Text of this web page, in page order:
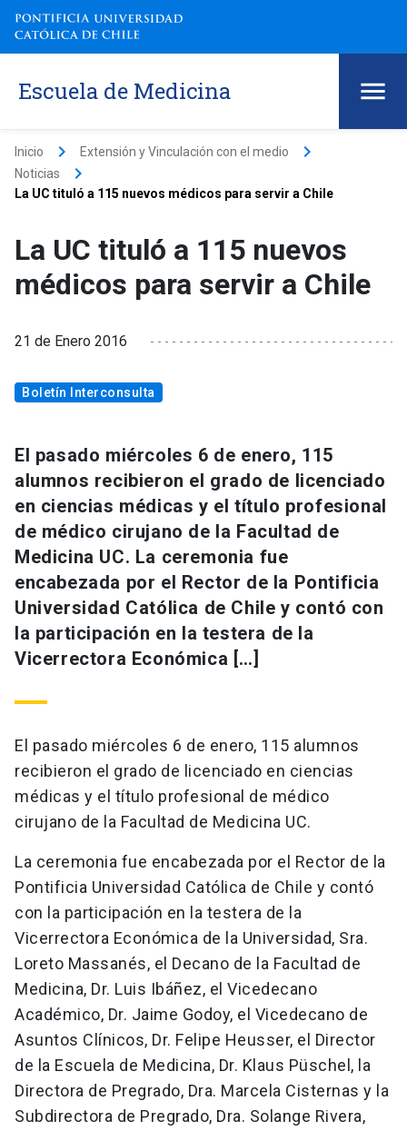
Escuela de Medicina
Inicio keyboard_arrow_right Extensión y Vinculación con el medio keyboard_arrow_right
Noticias keyboard_arrow_right
La UC tituló a 115 nuevos médicos para servir a Chile
La UC tituló a 115 nuevos
médicos para servir a Chile
21 de Enero 2016
Boletín Interconsulta
El pasado miércoles 6 de enero, 115
alumnos recibieron el grado de licenciado
en ciencias médicas y el título profesional
de médico cirujano de la Facultad de
Medicina UC. La ceremonia fue
encabezada por el Rector de la Pontificia
Universidad Católica de Chile y contó con
la participación en la testera de la
Vicerrectora Económica […]
El pasado miércoles 6 de enero, 115 alumnos
recibieron el grado de licenciado en ciencias
médicas y el título profesional de médico
cirujano de la Facultad de Medicina UC.
La ceremonia fue encabezada por el Rector de la
Pontificia Universidad Católica de Chile y contó
con la participación en la testera de la
Vicerrectora Económica de la Universidad, Sra.
Loreto Massanés, el Decano de la Facultad de
Medicina, Dr. Luis Ibáñez, el Vicedecano
Académico, Dr. Jaime Godoy, el Vicedecano de
Asuntos Clínicos, Dr. Felipe Heusser, el Director
de la Escuela de Medicina, Dr. Klaus Püschel, la
Directora de Pregrado, Dra. Marcela Cisternas y la
Subdirectora de Pregrado, Dra. Solange Rivera,